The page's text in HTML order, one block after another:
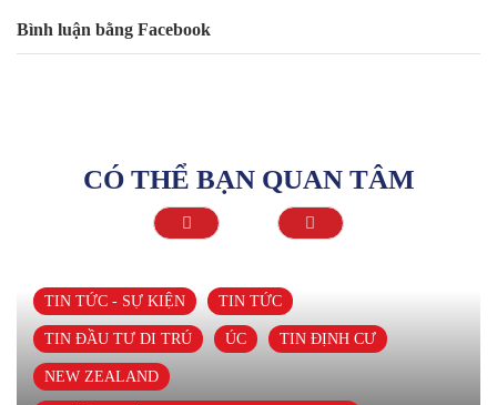
Bình luận bằng Facebook
CÓ THỂ BẠN QUAN TÂM
TIN TỨC - SỰ KIỆN TIN TỨC
TIN ĐẦU TƯ DI TRÚ ÚC TIN ĐỊNH CƯ
NEW ZEALAND